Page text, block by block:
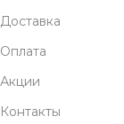
Доставка
Оплата
Акции
Контакты